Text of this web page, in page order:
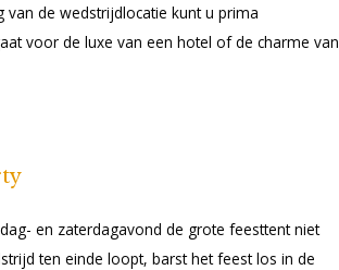
van de wedstrijdlocatie kunt u prima
voor de luxe van een hotel of de charme van
en zaterdagavond de grote feesttent niet
ten einde loopt, barst het feest los in de